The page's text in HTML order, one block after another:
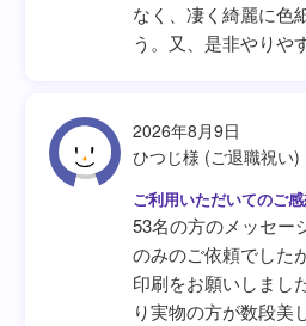
なく、凄く綺麗に色
う。又、是非やりや
2026年8月9日
ひつじ様 (ご退職祝い)
53名の方のメッセー
のみのご依頼でした
印刷をお願いしまし
り実物の方が数段美